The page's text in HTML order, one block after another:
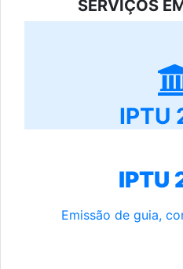
SERVIÇOS
IPTU
IPTU
Emissão de guia,